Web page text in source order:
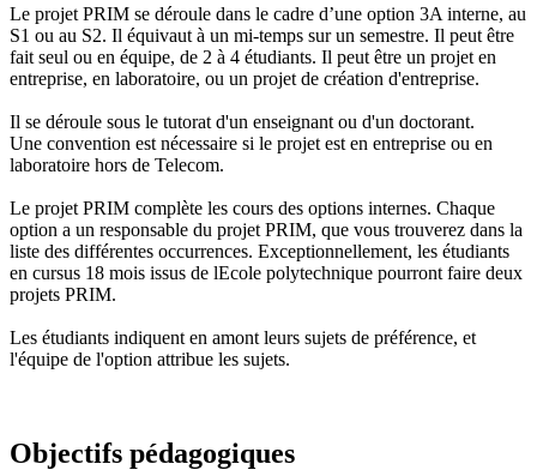
Le projet PRIM se déroule dans le cadre d’une option 3A interne, au
S1 ou au S2. Il équivaut à un mi-temps sur un semestre. Il peut être
fait seul ou en équipe, de 2 à 4 étudiants. Il peut être un projet en
entreprise, en laboratoire, ou un projet de création d'entreprise.
Il se déroule sous le tutorat d'un enseignant ou d'un doctorant.
Une convention est nécessaire si le projet est en entreprise ou en
laboratoire hors de Telecom.
Le projet PRIM complète les cours des options internes. Chaque
option a un responsable du projet PRIM, que vous trouverez dans la
liste des différentes occurrences. Exceptionnellement, les étudiants
en cursus 18 mois issus de lEcole polytechnique pourront faire deux
projets PRIM.
Les étudiants indiquent en amont leurs sujets de préférence, et
l'équipe de l'option attribue les sujets.
Objectifs pédagogiques